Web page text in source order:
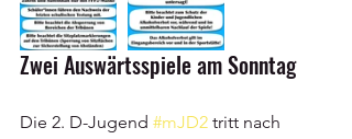
Zwei Auswärtsspiele am Sonntag
Die 2. D-Jugend #mJD2 tritt nach